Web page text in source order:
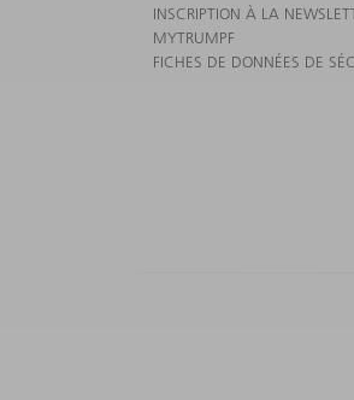
INSCRIPTION À LA
MYTRUMPF
FICHES DE DONNÉES DE